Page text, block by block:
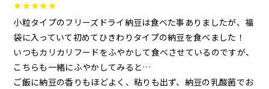
小粒タイプのフリーズドライ納豆は食べた事ありましたが、福
袋に入っていて初めてひきわりタイプの納豆を食べました！
いつもカリカリフードをふやかして食べさせているのですが、
こちらも一緒にふやかしてみると…
ご飯に納豆の香りもほどよく、粘りも出ず、納豆の乳酸菌でお